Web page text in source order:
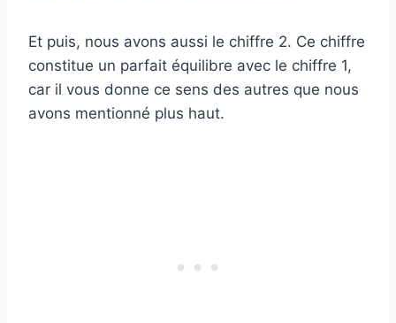
Et puis, nous avons aussi le chiffre 2. Ce chiffre
constitue un parfait équilibre avec le chiffre 1,
car il vous donne ce sens des autres que nous
avons mentionné plus haut.